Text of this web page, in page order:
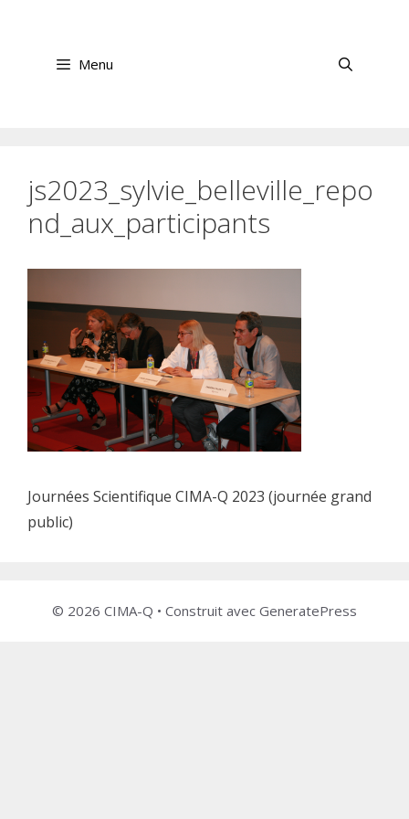
Menu
js2023_sylvie_belleville_repo
nd_aux_participants
Journées Scientifique CIMA-Q 2023 (journée grand
public)
© 2026 CIMA-Q • Construit avec GeneratePress